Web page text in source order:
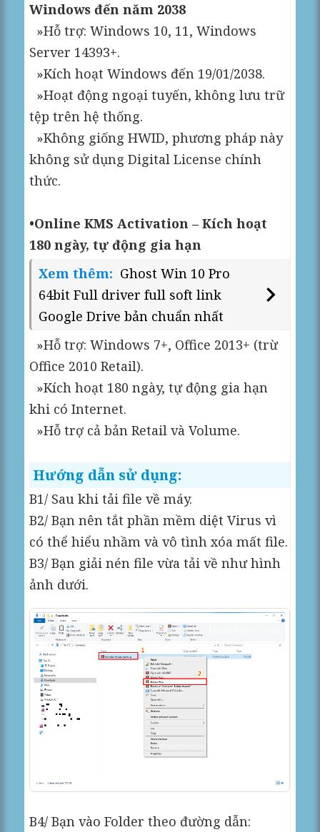
Windows đến năm 2038
»Hỗ trợ: Windows 10, 11, Windows
Server 14393+.
»Kích hoạt Windows đến 19/01/2038.
»Hoạt động ngoại tuyến, không lưu trữ
tệp trên hệ thống.
»Không giống HWID, phương pháp này
không sử dụng Digital License chính
thức.
•Online KMS Activation – Kích hoạt
180 ngày, tự động gia hạn
Xem thêm: Ghost Win 10 Pro
64bit Full driver full soft link
Google Drive bản chuẩn nhất
»Hỗ trợ: Windows 7+, Office 2013+ (trừ
Office 2010 Retail).
»Kích hoạt 180 ngày, tự động gia hạn
khi có Internet.
»Hỗ trợ cả bản Retail và Volume.
Hướng dẫn sử dụng:
B1/ Sau khi tải file về máy.
B2/ Bạn nên tắt phần mềm diệt Virus vì
có thể hiểu nhầm và vô tình xóa mất file.
B3/ Bạn giải nén file vừa tải về như hình
ảnh dưới.
B4/ Bạn vào Folder theo đường dẫn: